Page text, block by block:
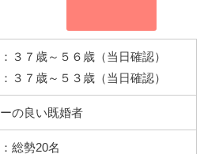
３７歳～５６歳（当日確認）
３７歳～５３歳（当日確認）
の良い既婚者
総勢20名